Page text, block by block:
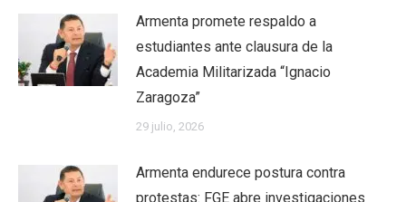
Armenta promete respaldo a
estudiantes ante clausura de la
Academia Militarizada “Ignacio
Zaragoza”
29 julio, 2026
Armenta endurece postura contra
protestas: FGE abre investigaciones